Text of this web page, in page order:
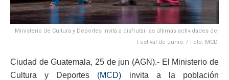
Ministerio de Cultura y Deportes invita a disfrutar las últimas actividades del
Festival de Junio. / Foto: MCD.
Ciudad de Guatemala, 25 de jun (AGN).- El Ministerio de
Cultura y Deportes (MCD) invita a la población